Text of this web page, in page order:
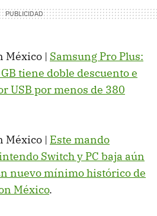
México | Samsung Pro Plus:
tiene doble descuento e
USB por menos de 380
México | Este mando
Switch y PC baja aún
nuevo mínimo histórico de
México.